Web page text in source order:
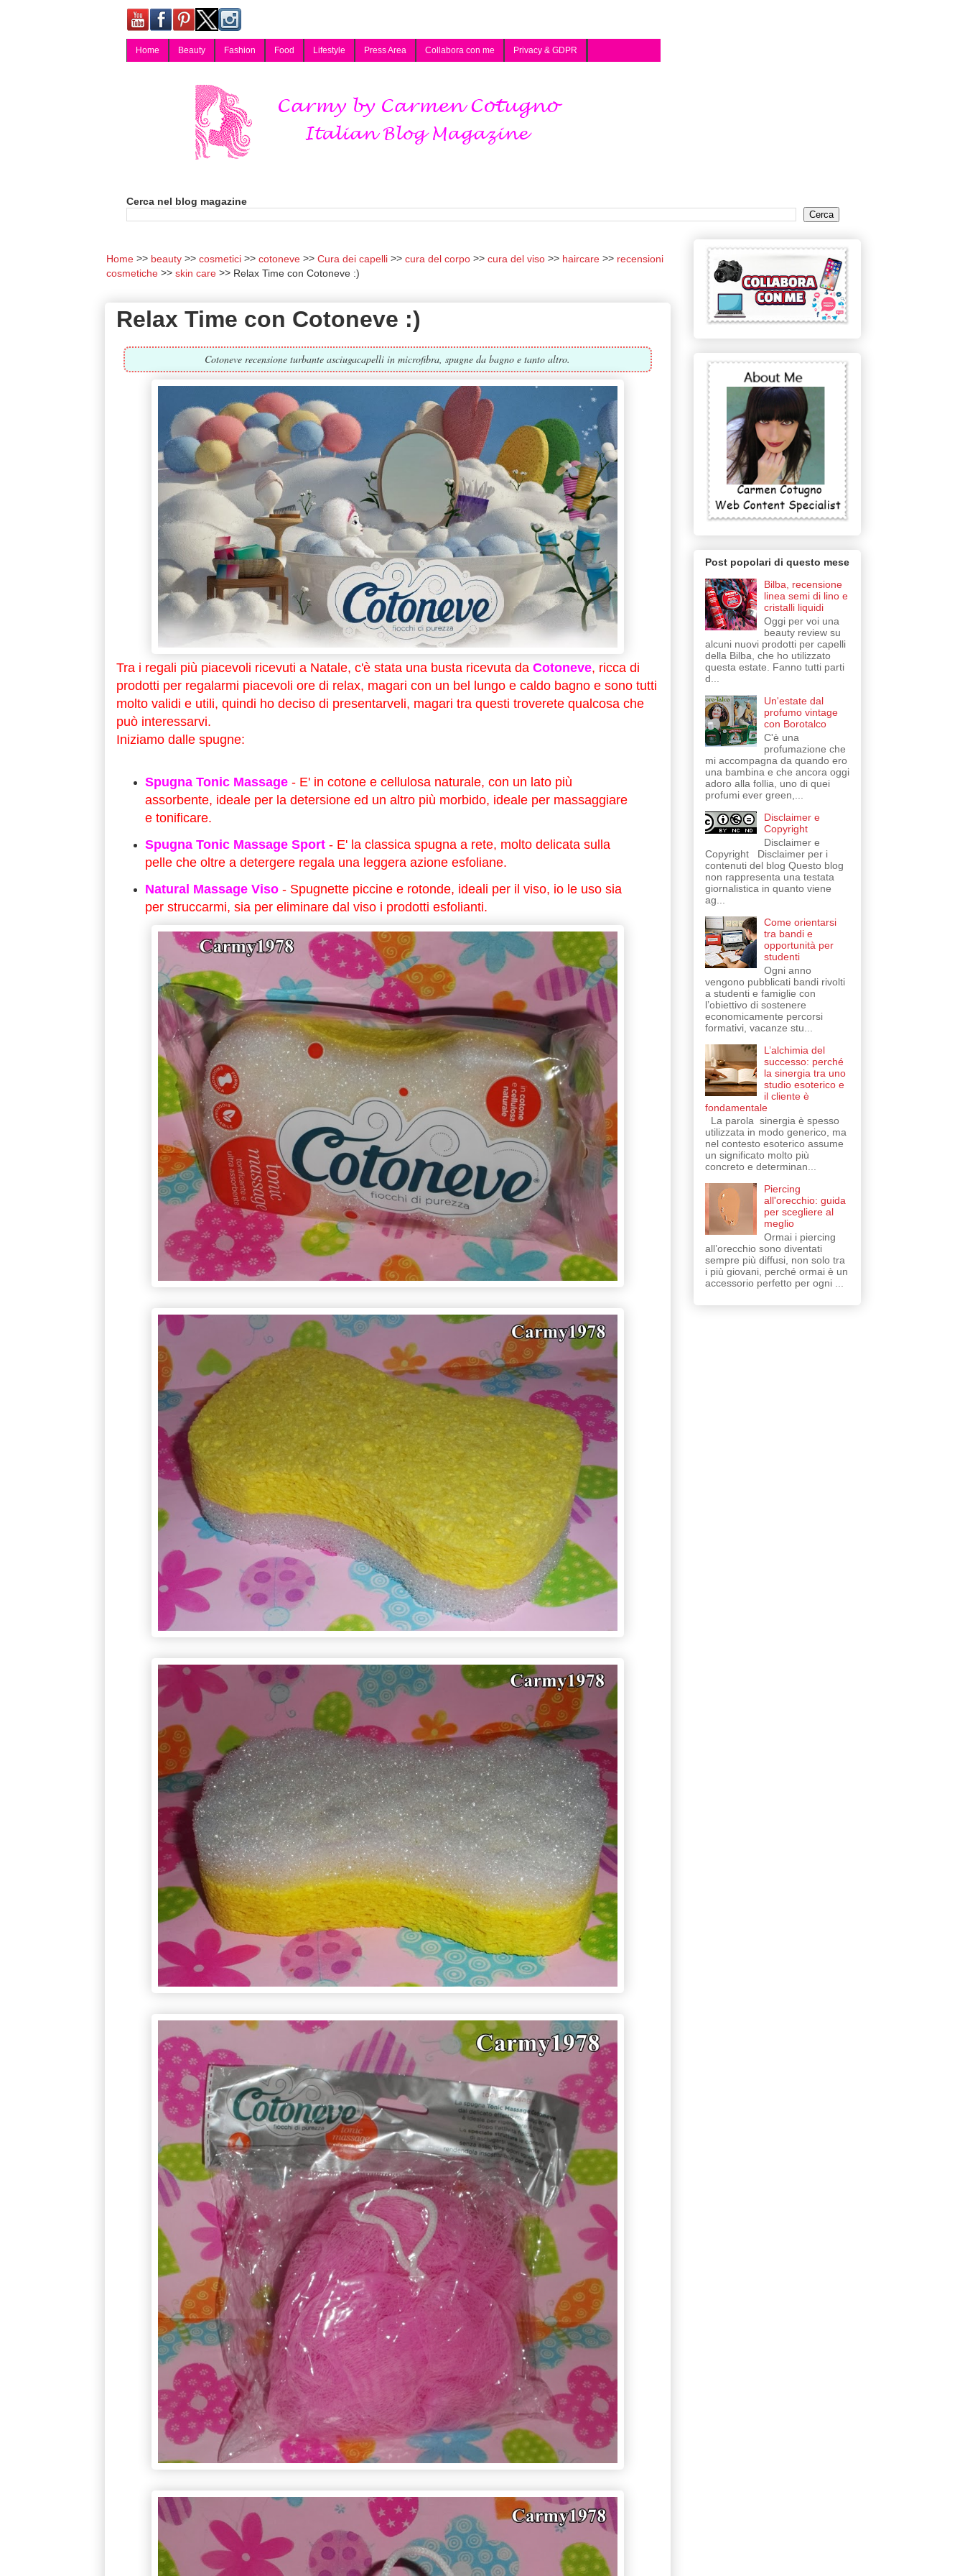
Home Beauty Fashion Food Lifestyle Press Area Collabora con me Privacy & GDPR
Cerca nel blog magazine
Home beauty cosmetici cotoneve Cura dei capelli cura del corpo cura del viso haircare
recensioni
cosmetiche
skin care Relax Time con Cotoneve :)
Relax Time con Cotoneve :)
Cotoneve recensione turbante asciugacapelli in microfibra, spugne da bagno e tanto altro.
Tra i regali più piacevoli ricevuti a Natale, c'è stata una busta ricevuta da Cotoneve, ricca di
prodotti per regalarmi piacevoli ore di relax, magari con un bel lungo e caldo bagno e sono tutti
molto validi e utili, quindi ho deciso di presentarveli, magari tra questi troverete qualcosa che
può interessarvi.
Iniziamo dalle spugne:
Spugna Tonic Massage - E' in cotone e cellulosa naturale, con un lato più
assorbente, ideale per la detersione ed un altro più morbido, ideale per massaggiare
e tonificare.
Spugna Tonic Massage Sport - E' la classica spugna a rete, molto delicata sulla
pelle che oltre a detergere regala una leggera azione esfoliane.
Natural Massage Viso - Spugnette piccine e rotonde, ideali per il viso, io le uso sia
per struccarmi, sia per eliminare dal viso i prodotti esfolianti.
Post popolari di questo mese
Bilba, recensione
linea semi di lino e
cristalli liquidi
Oggi per voi una
beauty review su
alcuni nuovi prodotti per capelli
della Bilba, che ho utilizzato
questa estate. Fanno tutti parti
d...
Un'estate dal
profumo vintage
con Borotalco
C'è una
profumazione che
mi accompagna da quando ero
una bambina e che ancora oggi
adoro alla follia, uno di quei
profumi ever green,...
Disclaimer e
Copyright
Disclaimer e
Copyright Disclaimer per i
contenuti del blog Questo blog
non rappresenta una testata
giornalistica in quanto viene
ag...
Come orientarsi
tra bandi e
opportunità per
studenti
Ogni anno
vengono pubblicati bandi rivolti
a studenti e famiglie con
l’obiettivo di sostenere
economicamente percorsi
formativi, vacanze stu...
L’alchimia del
successo: perché
la sinergia tra uno
studio esoterico e
il cliente è
fondamentale
La parola sinergia è spesso
utilizzata in modo generico, ma
nel contesto esoterico assume
un significato molto più
concreto e determinan...
Piercing
all'orecchio: guida
per scegliere al
meglio
Ormai i piercing
all’orecchio sono diventati
sempre più diffusi, non solo tra
i più giovani, perché ormai è un
accessorio perfetto per ogni ...